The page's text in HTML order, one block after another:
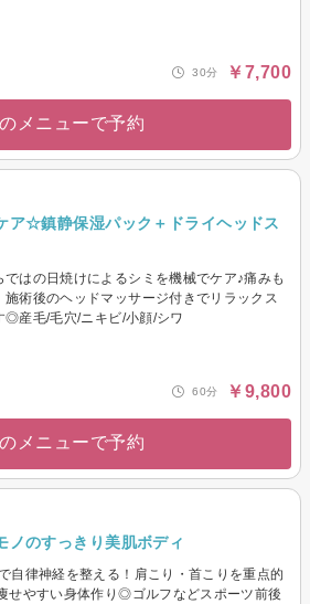
30分 ￥7,700
メニューで予約
ア☆鎮静保湿パック＋ドライヘッドス
ではの日焼けによるシミを機械でケア♪痛みも
施術後のヘッドマッサージ付きでリラックス
◎産毛/毛穴/ニキビ/小顔/シワ
60分 ￥9,800
メニューで予約
ノのすっきり美肌ボディ
自律神経を整える！肩こり・首こりを重点的
せやすい身体作り◎ゴルフなどスポーツ前後